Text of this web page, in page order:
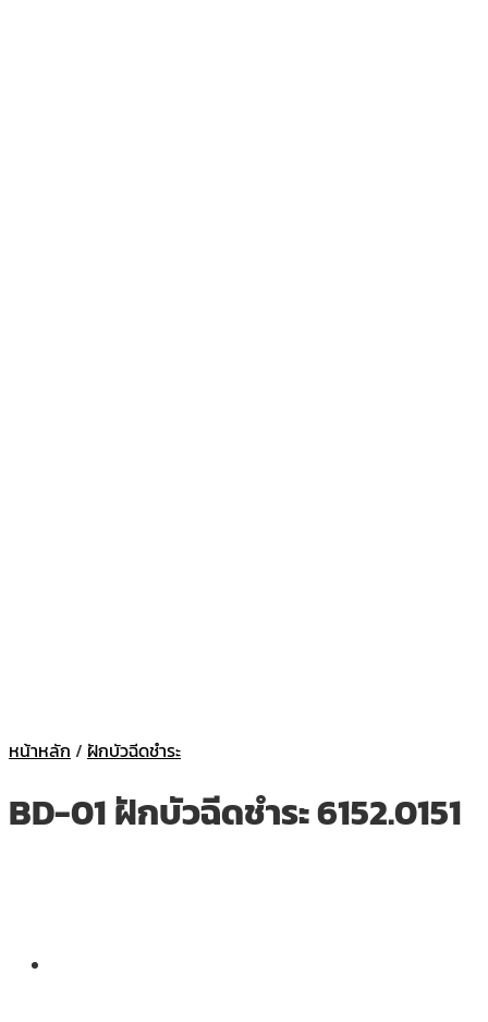
หน้าหลัก / ฝักบัวฉีดชำระ
BD-01 ฝักบัวฉีดชำระ 6152.0151